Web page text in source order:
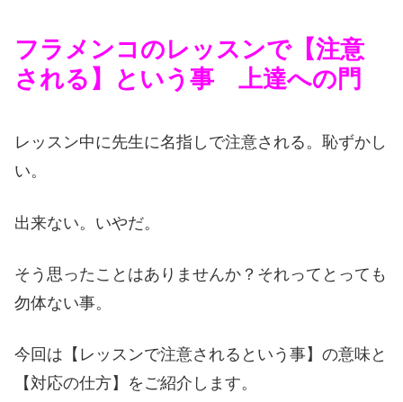
フラメンコのレッスンで【注意
される】という事 上達への門
レッスン中に先生に名指しで注意される。恥ずかし
い。
出来ない。いやだ。
そう思ったことはありませんか？それってとっても
勿体ない事。
今回は【レッスンで注意されるという事】の意味と
【対応の仕方】をご紹介します。